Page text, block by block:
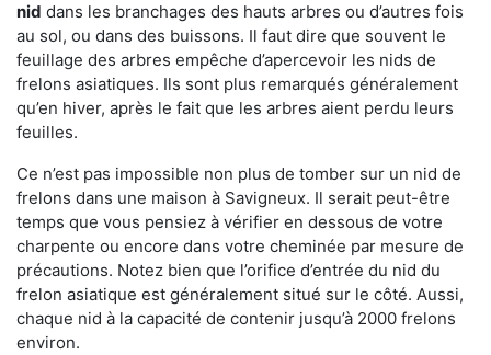
nid dans les branchages des hauts arbres ou d’autres fois
au sol, ou dans des buissons. Il faut dire que souvent le
feuillage des arbres empêche d’apercevoir les nids de
frelons asiatiques. Ils sont plus remarqués généralement
qu’en hiver, après le fait que les arbres aient perdu leurs
feuilles.
Ce n’est pas impossible non plus de tomber sur un nid de
frelons dans une maison à Savigneux. Il serait peut-être
temps que vous pensiez à vérifier en dessous de votre
charpente ou encore dans votre cheminée par mesure de
précautions. Notez bien que l’orifice d’entrée du nid du
frelon asiatique est généralement situé sur le côté. Aussi,
chaque nid à la capacité de contenir jusqu’à 2000 frelons
environ.